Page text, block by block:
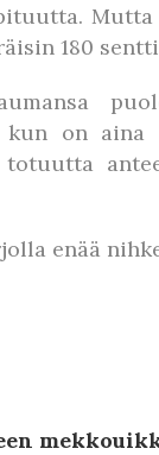
Mutta
180
kun on
enää